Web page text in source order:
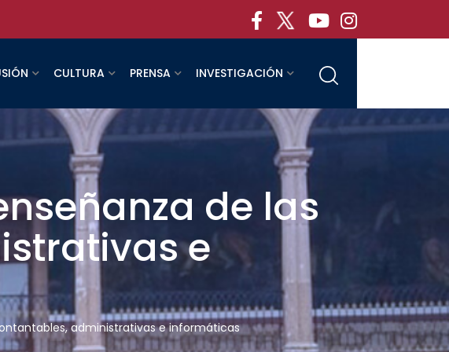
CULTURA PRENSA INVESTIGACIÓN
de las
e
administrativas e informáticas